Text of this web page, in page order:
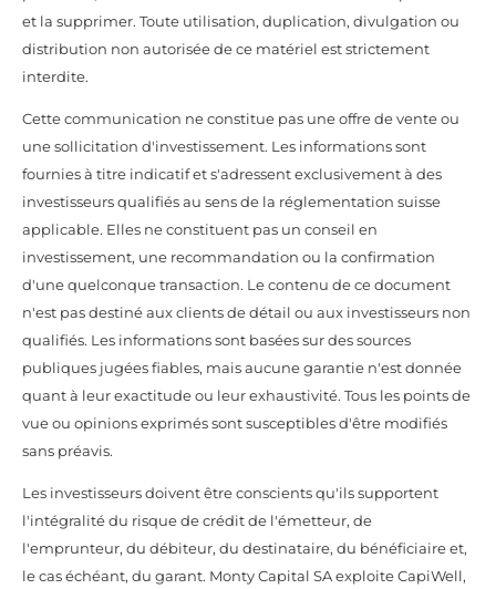
et la supprimer. Toute utilisation, duplication, divulgation ou
distribution non autorisée de ce matériel est strictement
interdite.
Cette communication ne constitue pas une offre de vente ou
une sollicitation d'investissement. Les informations sont
fournies à titre indicatif et s'adressent exclusivement à des
investisseurs qualifiés au sens de la réglementation suisse
applicable. Elles ne constituent pas un conseil en
investissement, une recommandation ou la confirmation
d'une quelconque transaction. Le contenu de ce document
n'est pas destiné aux clients de détail ou aux investisseurs non
qualifiés. Les informations sont basées sur des sources
publiques jugées fiables, mais aucune garantie n'est donnée
quant à leur exactitude ou leur exhaustivité. Tous les points de
vue ou opinions exprimés sont susceptibles d'être modifiés
sans préavis.
Les investisseurs doivent être conscients qu'ils supportent
l'intégralité du risque de crédit de l'émetteur, de
l'emprunteur, du débiteur, du destinataire, du bénéficiaire et,
le cas échéant, du garant. Monty Capital SA exploite CapiWell,